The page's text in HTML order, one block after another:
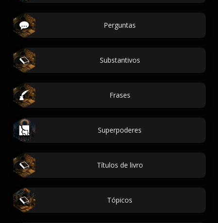
Perguntas
Substantivos
Frases
Superpoderes
Títulos de livro
Tópicos